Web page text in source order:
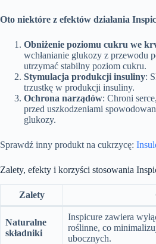
Oto niektóre z efektów działania
Obniżenie poziomu cukru we
wchłanianie glukozy z przewodu
utrzymać stabilny poziom cukru.
Stymulacja produkcji insuliny:
trzustkę w produkcji insuliny.
Ochrona narządów: Chroni
przed uszkodzeniami
glukozy.
Sprawdź inny produkt na cukrzycę:
Zalety, efekty i korzyści stosowania
Zalety
Naturalne
składniki
Inspicure zawiera
roślinne, co
ubocznych.